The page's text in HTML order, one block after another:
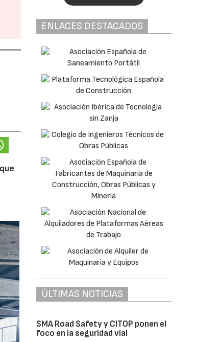
ENLACES DESTACADOS
ÚLTIMAS NOTICIAS
SMA Road Safety y CITOP ponen el
foco en la seguridad vial